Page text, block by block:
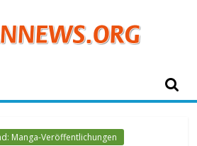
Manga-Veröffentlichungen